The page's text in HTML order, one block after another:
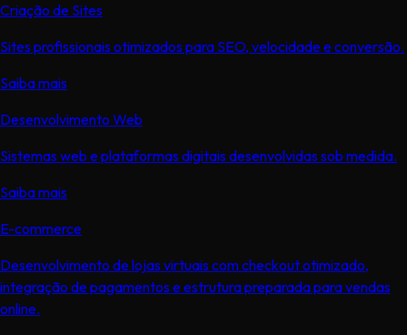
Criação de Sites
Sites profissionais otimizados para SEO, velocidade e conversão.
Saiba mais
Desenvolvimento Web
Sistemas web e plataformas digitais desenvolvidas sob medida.
Saiba mais
E-commerce
Desenvolvimento de lojas virtuais com checkout otimizado,
integração de pagamentos e estrutura preparada para vendas
online.